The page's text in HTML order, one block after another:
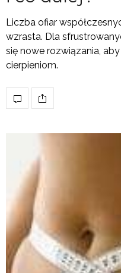
Liczba ofiar
wzrasta. Dla
się nowe rozwiązania,
cierpieniom.